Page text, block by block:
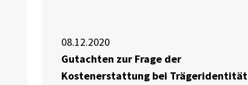
08.12.2020
Gutachten zur Frage der
Kostenerstattung bei Trägeridentität